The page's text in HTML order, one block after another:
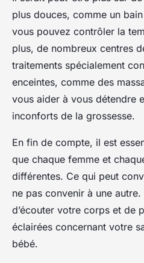
plus douces, comme un
vous pouvez contrôler la
plus, de nombreux centres
traitements spécialement
enceintes, comme des
vous aider à vous détendre
inconforts de la grossesse.
En fin de compte, il est
que chaque femme et
différentes. Ce qui peut
ne pas convenir à une
d’écouter votre corps et de
éclairées concernant votre
bébé.